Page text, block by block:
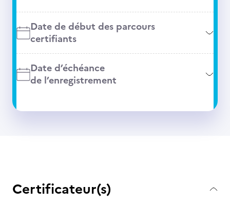
Date de début des parcours
certifiants
Date d’échéance
de l’enregistrement
Certificateur(s)